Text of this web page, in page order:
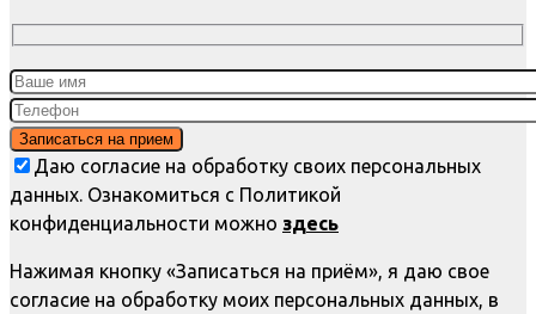
Даю согласие на обработку своих персональных
данных. Ознакомиться с Политикой
конфиденциальности можно здесь
Нажимая кнопку «Записаться на приём», я даю свое
согласие на обработку моих персональных данных, в